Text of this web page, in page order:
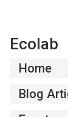
Ecolab
Home
Blog